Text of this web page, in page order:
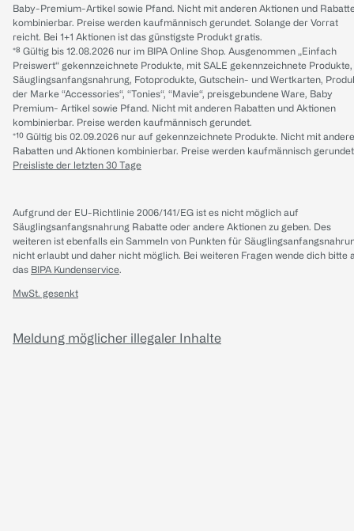
Baby-Premium-Artikel sowie Pfand. Nicht mit anderen Aktionen und
kombinierbar. Preise werden kaufmännisch gerundet. Solange der Vorrat
reicht. Bei 1+1 Aktionen ist das günstigste Produkt gratis.
*⁸ Gültig bis 12.08.2026 nur im BIPA Online Shop. Ausgenommen „Einfach
Preiswert“ gekennzeichnete Produkte, mit SALE gekennzeichnete Produkte,
Säuglingsanfangsnahrung, Fotoprodukte, Gutschein- und Wertkarten,
der Marke “Accessories“, “Tonies“, “Mavie“, preisgebundene Ware, Baby
Premium- Artikel sowie Pfand. Nicht mit anderen Rabatten und Aktionen
kombinierbar. Preise werden kaufmännisch gerundet.
*¹⁰ Gültig bis 02.09.2026 nur auf gekennzeichnete Produkte. Nicht mit
Rabatten und Aktionen kombinierbar. Preise werden kaufmännisch
Preisliste der letzten 30 Tage
Aufgrund der EU-Richtlinie 2006/141/EG ist es nicht möglich auf
Säuglingsanfangsnahrung Rabatte oder andere Aktionen zu geben. Des
weiteren ist ebenfalls ein Sammeln von Punkten für
nicht erlaubt und daher nicht möglich. Bei weiteren Fragen wende dich bitte
das BIPA Kundenservice.
MwSt. gesenkt
Meldung möglicher illegaler Inhalte